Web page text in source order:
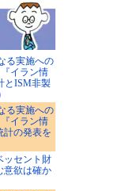
る実施への
イラン情
とISM非製
る実施への
イラン情
計の発表を
ッセント財
意欲は確か